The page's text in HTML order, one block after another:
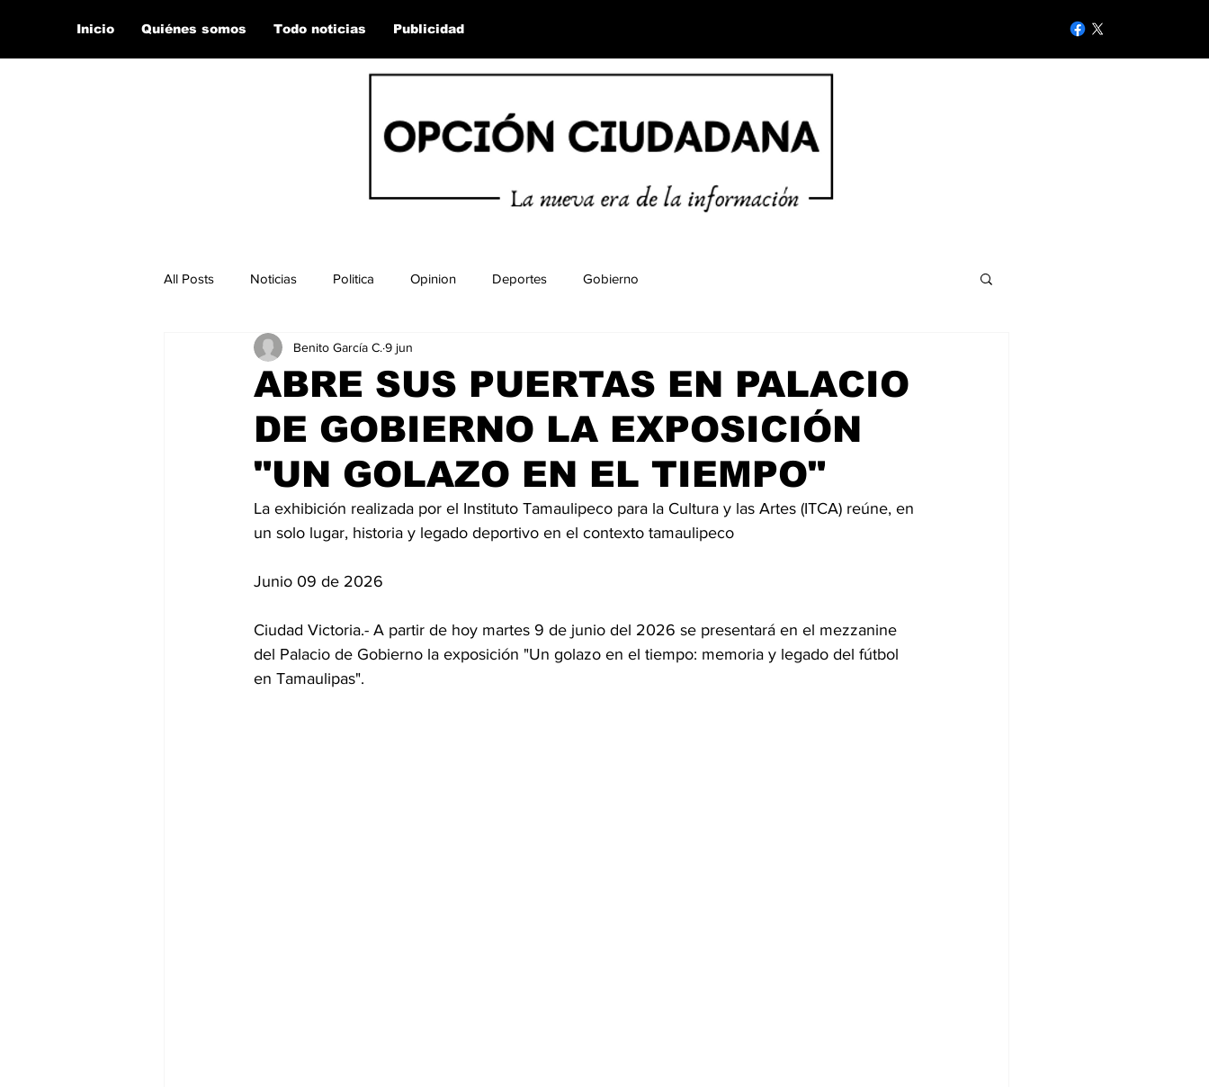
Inicio Quiénes somos Todo noticias Publicidad
All Posts Noticias Politica Opinion Deportes Gobierno
ABRE SUS PUERTAS EN PALACIO
DE GOBIERNO LA EXPOSICIÓN
"UN GOLAZO EN EL TIEMPO"
Benito García C. 9 jun
La exhibición realizada por el Instituto Tamaulipeco para la Cultura y las Artes (ITCA) reúne, en
un solo lugar, historia y legado deportivo en el contexto tamaulipeco
Junio 09 de 2026
Ciudad Victoria.- A partir de hoy martes 9 de junio del 2026 se presentará en el mezzanine
del Palacio de Gobierno la exposición "Un golazo en el tiempo: memoria y legado del fútbol
en Tamaulipas".